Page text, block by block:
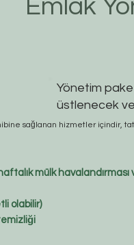
Emlak
Yönetim
üstlenecek
sağlanan hizmetler içindir,
mülk
olabilir)